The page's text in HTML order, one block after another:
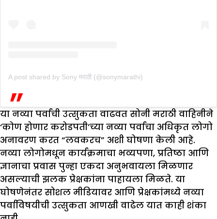
A post shared by Sony मराठी (@sonymarathi)
या नव्या पर्वाची उत्सुकता वाढवत सोनी मराठी वाहिनीने
‘कोण होणार करोडपती’च्या नव्या पर्वाचा अधिकृत लोगो
अनावरण करत “लवकरच” अशी घोषणा केली आहे.
नव्या लोगोमधून कार्यक्रमाचा भव्यपणा, प्रतिष्ठा आणि
ज्ञानाचा प्रवास पुन्हा एकदा अनुभवायला मिळणार
असल्याची झलक प्रेक्षकांना पाहायला मिळते. या
घोषणेनंतर सोशल मीडियावर आणि प्रेक्षकांमध्ये नव्या
पर्वाविषयीची उत्सुकता आणखी वाढेल यात काही शंका